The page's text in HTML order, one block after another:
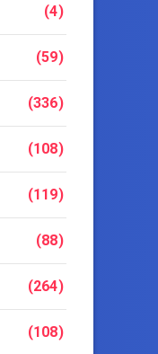
(4)
(59)
(336)
(108)
(119)
(88)
(264)
(108)